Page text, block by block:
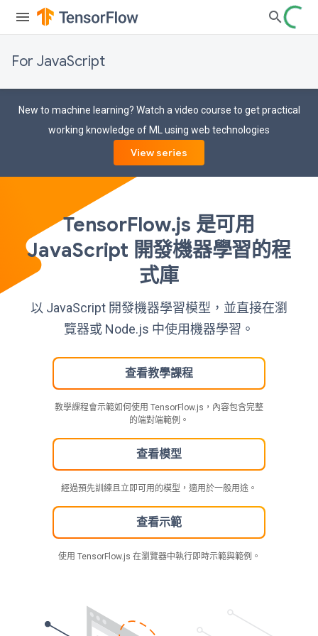
For JavaScript
New to machine learning? Watch a video course to get practical
working knowledge of ML using web technologies
View series
TensorFlow.js 是可用
JavaScript 開發機器學習的程
式庫
以 JavaScript 開發機器學習模型，並直接在瀏
覽器或 Node.js 中使用機器學習。
查看教學課程
教學課程會示範如何使用 TensorFlow.js，內容包含完整
的端對端範例。
查看模型
經過預先訓練且立即可用的模型，適用於一般用途。
查看示範
使用 TensorFlow.js 在瀏覽器中執行即時示範與範例。